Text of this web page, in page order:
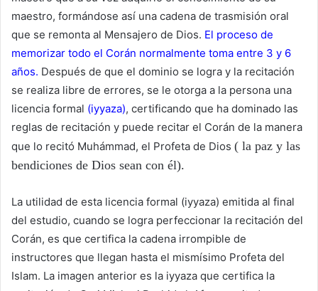
maestro, formándose así una cadena de trasmisión oral
que se remonta al Mensajero de Dios. El proceso de
memorizar todo el Corán normalmente toma entre 3 y 6
años. Después de que el dominio se logra y la recitación
se realiza libre de errores, se le otorga a la persona una
licencia formal (iyyaza), certificando que ha dominado las
reglas de recitación y puede recitar el Corán de la manera
que lo recitó Muhámmad, el Profeta de Dios ( la paz y las
bendiciones de Dios sean con él).
La utilidad de esta licencia formal (iyyaza) emitida al final
del estudio, cuando se logra perfeccionar la recitación del
Corán, es que certifica la cadena irrompible de
instructores que llegan hasta el mismísimo Profeta del
Islam. La imagen anterior es la iyyaza que certifica la